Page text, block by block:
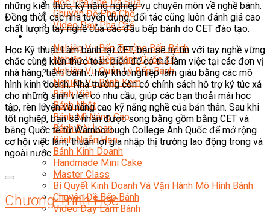
Chuyên Đề Pha Chế
Video Dạy Pha Chế
Làm Bánh
Nghiệp Vụ Bếp Trưởng Bếp Bánh
Nghiệp Vụ Bếp Bánh Quốc Tế
Nghiệp Vụ Quản Lý Bếp Bánh
Nghiệp Vụ Bánh Kem
Bánh Việt
Bánh Nhật
Bánh Mì Nâng Cao
Bánh Đài Loan
Bánh Ngắn Hạn
Bánh Kinh Doanh
Handmade Mini Cake
Master Class
Bí Quyết Kinh Doanh Và Vận Hành Mô Hình Bánh
Chuyên Đề Bếp Bánh
Video Dạy Làm Bánh
những kiến thức, kỹ năng nghiệp vụ chuyên môn về nghề bánh.
Đồng thời, các nhà tuyển dụng, đối tác cũng luôn đánh giá cao
chất lượng tay nghề của các đầu bếp bánh do CET đào tạo.
Học Kỹ thuật Làm bánh tại CET, bạn sẽ tự tin với tay nghề vững
chắc cùng kiến thức toàn diện để có thể làm việc tại các đơn vị
nhà hàng, tiệm bánh… hay khởi nghiệp làm giàu bằng các mô
hình kinh doanh. Nhà trường còn có chính sách hỗ trợ ký túc xá
cho những sinh viên có nhu cầu, giúp các bạn thoải mái học
tập, rèn luyện và nâng cao kỹ năng nghề của bản thân. Sau khi
tốt nghiệp, bạn sẽ nhận được song bằng gồm bằng CET và
bằng Quốc tế từ Warnborough College Anh Quốc để mở rộng
cơ hội việc làm, thuận lợi gia nhập thị trường lao động trong và
ngoài nước.
Chương Trình Học